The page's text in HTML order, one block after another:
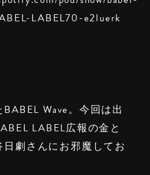
LABEL70-e2luerk
Wave。今回は出
LABEL広報の金と
劇さんにお邪魔してお